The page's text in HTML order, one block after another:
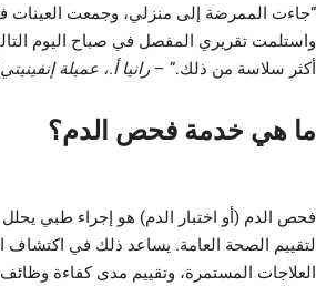
واستلمت تقريري المفصل في صباح اليوم
أكثر سلاسة من ذلك.” –رانيا أ.، عميلة
ما هي خدمة فحص الدم؟
فحص الدم (أو اختبار الدم) هو إجراء طبي
لتقييم الصحة العامة. يساعد ذلك في اكتشاف
العلاجات المستمرة، وتقييم مدى كفاءة